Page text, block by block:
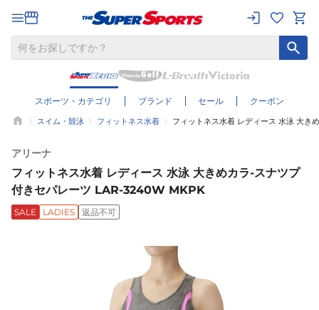
スポーツ・カテゴリ ブランド セール クーポン
スイム・競泳 フィットネス水着 フィットネス水着 レディース 水泳 大
アリーナ
フィットネス水着 レディース 水泳 大きめカラ-スナツプ
付きセパレーツ LAR-3240W MKPK
SALE LADIES 返品不可